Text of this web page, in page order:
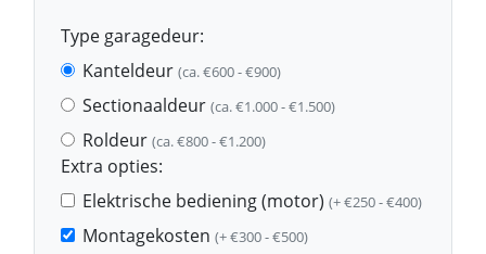
Type garagedeur:
Kanteldeur (ca. €600 - €900)
Sectionaaldeur (ca. €1.000 - €1.500)
Roldeur (ca. €800 - €1.200)
Extra opties:
Elektrische bediening (motor) (+ €250 - €400)
Montagekosten (+ €300 - €500)